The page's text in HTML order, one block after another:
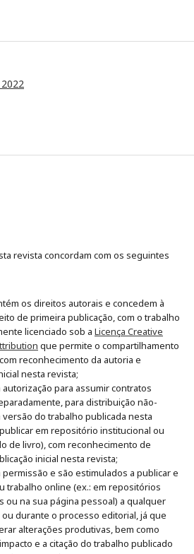
revista concordam com os seguintes
os direitos autorais e concedem à
de primeira publicação, com o trabalho
licenciado sob a Licença Creative
que permite o compartilhamento
reconhecimento da autoria e
nesta revista;
para assumir contratos
para distribuição não-
versão do trabalho publicada nesta
em repositório institucional ou
de livro), com reconhecimento de
inicial nesta revista;
e são estimulados a publicar e
trabalho online (ex.: em repositórios
ou na sua página pessoal) a qualquer
durante o processo editorial, já que
alterações produtivas, bem como
e a citação do trabalho publicado